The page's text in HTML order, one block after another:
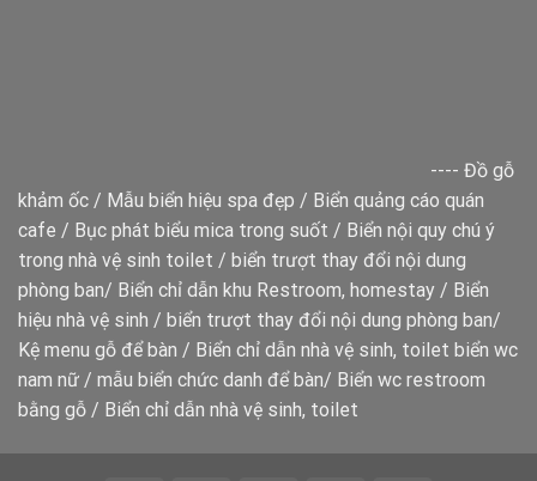
---- Đồ gỗ
khảm ốc / Mẫu biển hiệu spa đẹp / Biển quảng cáo quán
cafe / Bục phát biểu mica trong suốt / Biển nội quy chú ý
trong nhà vệ sinh toilet / biển trượt thay đổi nội dung
phòng ban/ Biển chỉ dẫn khu Restroom, homestay / Biển
hiệu nhà vệ sinh / biển trượt thay đổi nội dung phòng ban/
Kệ menu gỗ để bàn / Biển chỉ dẫn nhà vệ sinh, toilet biển wc
nam nữ / mẫu biển chức danh để bàn/ Biển wc restroom
bằng gỗ / Biển chỉ dẫn nhà vệ sinh, toilet